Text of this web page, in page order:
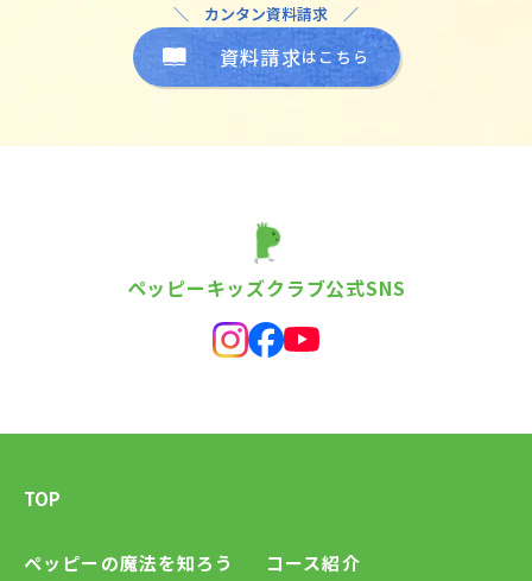
＼ カンタン資料請求 ／
資料請求はこちら
ペッピーキッズクラブ公式SNS
TOP
ペッピーの魔法を知ろう
コース紹介